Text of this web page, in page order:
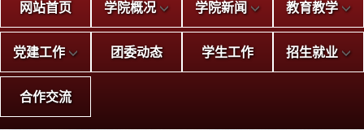
网站首页 学院概况 学院新闻 教育教学
党建工作 团委动态 学生工作 招生就业
合作交流